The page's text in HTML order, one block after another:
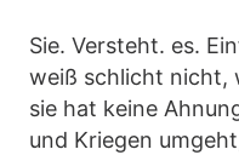
Sie. Versteht. es.
weiß schlicht nicht,
sie hat keine
und Kriegen